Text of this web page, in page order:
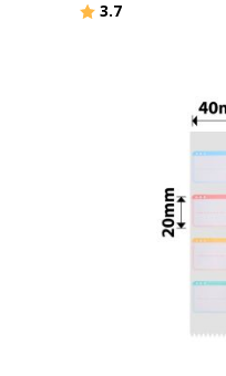
Hodnotenie:
3.7